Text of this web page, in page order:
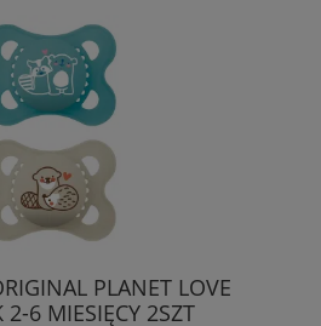
PLANET LOVE
2-6 MIESIĘCY 2SZT